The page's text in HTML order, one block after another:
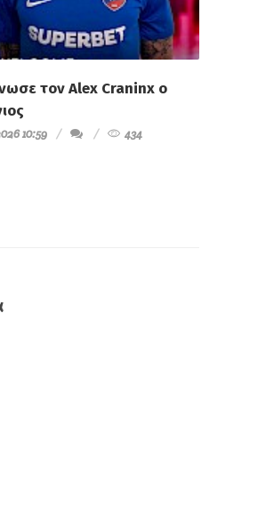
τον Alex Craninx ο
10:59 434